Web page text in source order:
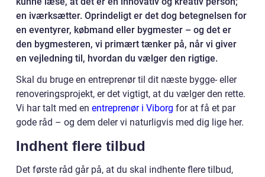
en iværksætter. Oprindeligt er det dog betegnelsen for
en eventyrer, købmand eller bygmester – og det er
den bygmesteren, vi primært tænker på, når vi giver
en vejledning til, hvordan du vælger den rigtige.
Skal du bruge en entreprenør til dit næste bygge- eller
renoveringsprojekt, er det vigtigt, at du vælger den rette.
Vi har talt med en entreprenør i Viborg for at få et par
gode råd – og dem deler vi naturligvis med dig lige her.
Indhent flere tilbud
Det første råd går på, at du skal indhente flere tilbud,